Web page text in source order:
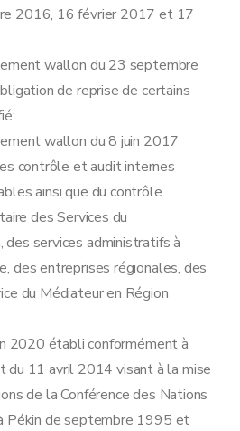
2016, 16 février 2017 et 17
wallon du 23 septembre
de reprise de certains
wallon du 8 juin 2017
contrôle et audit internes
ainsi que du contrôle
des Services du
services administratifs à
des entreprises régionales, des
du Médiateur en Région
2020 établi conformément à
du 11 avril 2014 visant à la mise
de la Conférence des Nations
Pékin de septembre 1995 et